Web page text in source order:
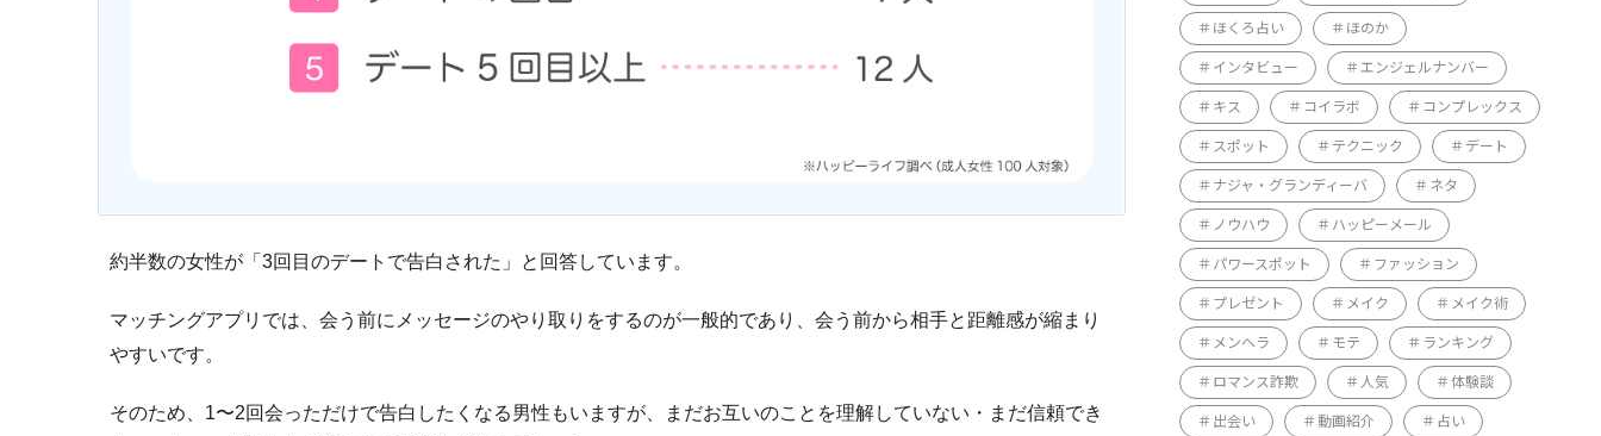
約半数の女性が「3回目のデートで告白された」と回答しています。
マッチングアプリでは、会う前にメッセージのやり取りをするのが一般的であり、会う前から相手と距離感が縮まり
やすいです。
そのため、1〜2回会っただけで告白したくなる男性もいますが、まだお互いのことを理解していない・まだ信頼でき
ほくろ占い ほのか
インタビュー エンジェルナンバー
キス コイラボ コンプレックス
スポット テクニック デート
ナジャ・グランディーバ ネタ
ノウハウ ハッピーメール
パワースポット ファッション
プレゼント メイク メイク術
メンヘラ モテ ランキング
ロマンス詐欺 人気 体験談
出会い 動画紹介 占い